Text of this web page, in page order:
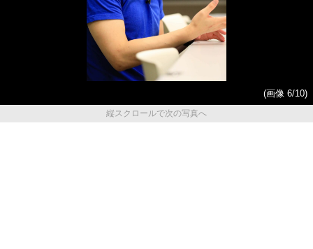
(画像 6/10)
縦スクロールで次の写真へ